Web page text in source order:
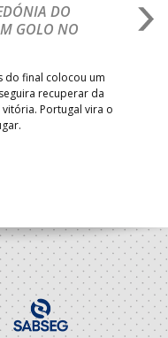
DO
GOLO NO
do final colocou um
recuperar da
Portugal vira o